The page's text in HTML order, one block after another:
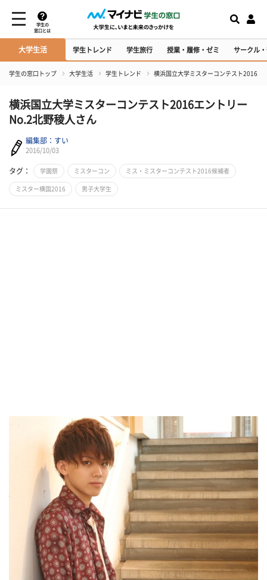
学生の
窓口とは
大学生活 学生トレンド 学生旅行 授業・履修・ゼミ サークル
学生の窓口トップ 大学生活 学生トレンド 横浜国立大学ミスターコンテスト2016エ
横浜国立大学ミスターコンテスト2016エントリー
No.2北野稜人さん
編集部：すい
2016/10/03
タグ： 学園祭 ミスターコン ミス・ミスターコンテスト2016候補者
ミスター横国2016 男子大学生